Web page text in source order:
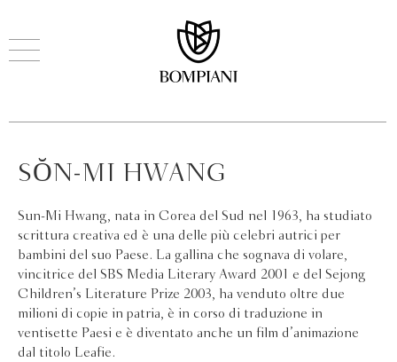
SŎN-MI HWANG
Sun-Mi Hwang, nata in Corea del Sud nel 1963, ha studiato
scrittura creativa ed è una delle più celebri autrici per
bambini del suo Paese. La gallina che sognava di volare,
vincitrice del SBS Media Literary Award 2001 e del Sejong
Children’s Literature Prize 2003, ha venduto oltre due
milioni di copie in patria, è in corso di traduzione in
ventisette Paesi e è diventato anche un film d’animazione
dal titolo Leafie.